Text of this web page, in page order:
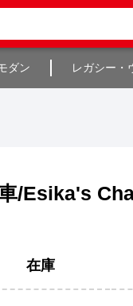
ダン レガシー・
/Esika's
在庫